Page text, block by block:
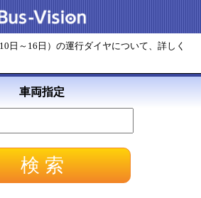
日～16日）の運行ダイヤについて、詳しく
車両指定